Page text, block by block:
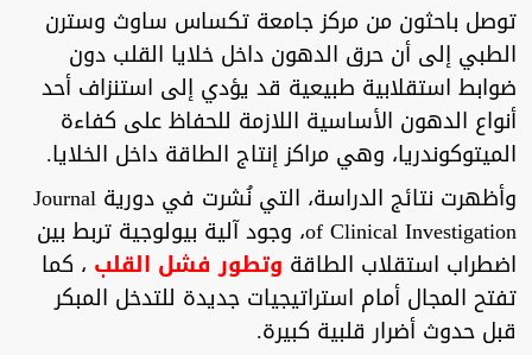
توصل باحثون من مركز جامعة تكساس ساوث وسترن
الطبي إلى أن حرق الدهون داخل خلايا القلب دون
ضوابط استقلابية طبيعية قد يؤدي إلى استنزاف أحد
أنواع الدهون الأساسية اللازمة للحفاظ على كفاءة
الميتوكوندريا، وهي مراكز إنتاج الطاقة داخل الخلايا.
وأظهرت نتائج الدراسة، التي نُشرت في دورية Journal
of Clinical Investigation، وجود آلية بيولوجية تربط بين
اضطراب استقلاب الطاقة وتطور فشل القلب ، كما
تفتح المجال أمام استراتيجيات جديدة للتدخل المبكر
قبل حدوث أضرار قلبية كبيرة.